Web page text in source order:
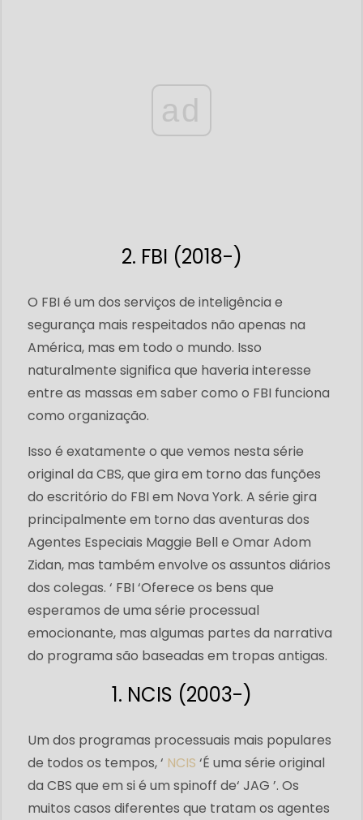
ad
2. FBI (2018-)
O FBI é um dos serviços de inteligência e
segurança mais respeitados não apenas na
América, mas em todo o mundo. Isso
naturalmente significa que haveria interesse
entre as massas em saber como o FBI funciona
como organização.
Isso é exatamente o que vemos nesta série
original da CBS, que gira em torno das funções
do escritório do FBI em Nova York. A série gira
principalmente em torno das aventuras dos
Agentes Especiais Maggie Bell e Omar Adom
Zidan, mas também envolve os assuntos diários
dos colegas. ‘ FBI ‘Oferece os bens que
esperamos de uma série processual
emocionante, mas algumas partes da narrativa
do programa são baseadas em tropas antigas.
1. NCIS (2003-)
Um dos programas processuais mais populares
de todos os tempos, ‘ NCIS ‘É uma série original
da CBS que em si é um spinoff de‘ JAG ’. Os
muitos casos diferentes que tratam os agentes